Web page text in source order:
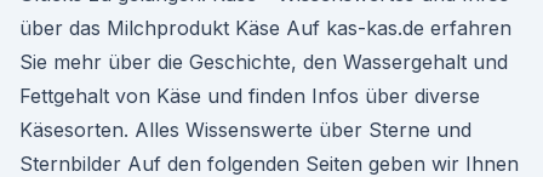
über das Milchprodukt Käse Auf kas-kas.de erfahren
Sie mehr über die Geschichte, den Wassergehalt und
Fettgehalt von Käse und finden Infos über diverse
Käsesorten. Alles Wissenswerte über Sterne und
Sternbilder Auf den folgenden Seiten geben wir Ihnen